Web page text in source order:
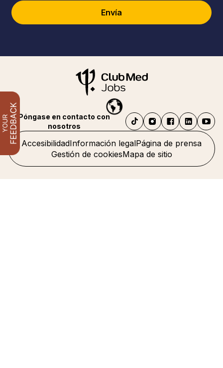
Envía
AccesibilidadInformación legalPágina de prensa
Gestión de cookiesMapa de sitio
Póngase en contacto con
nosotros